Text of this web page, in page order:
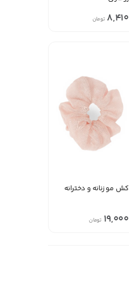
8,410 تومان
کش مو زنانه و دخترانه
19,000 تومان